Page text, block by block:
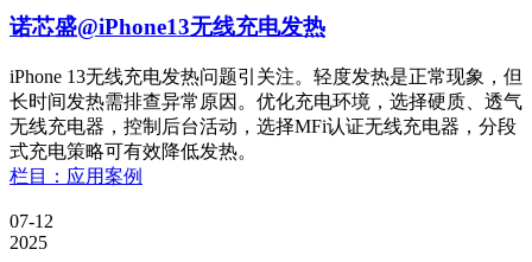
诺芯盛@iPhone13无线充电发热
iPhone 13无线充电发热问题引关注。轻度发热是正常现象，但
长时间发热需排查异常原因。优化充电环境，选择硬质、透气
无线充电器，控制后台活动，选择MFi认证无线充电器，分段
式充电策略可有效降低发热。
栏目：应用案例
07-12
2025